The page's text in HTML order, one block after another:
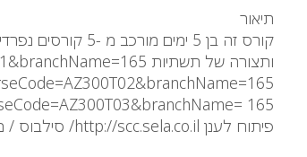
תיאור
פיתוח לענן http://scc.sela.co.il/ סילבוס / מידע / קורס קוד = AZ300T06 & BranchName = 165